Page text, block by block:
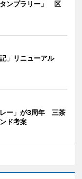
ンプラリー」 区
」リニューアル
レー」が3周年 三茶
ド考案